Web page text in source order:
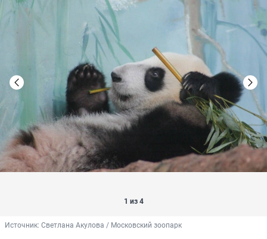
1 из 4
Источник: Светлана Акулова / Московский зоопарк